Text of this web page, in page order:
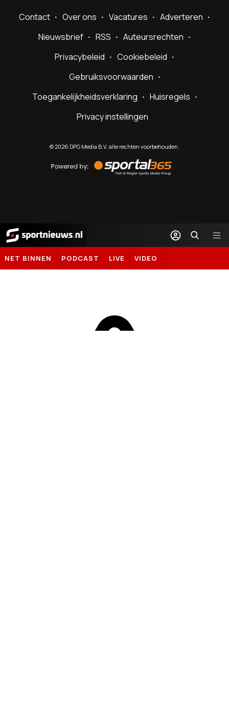
Contact Over ons Vacatures
Adverteren
Nieuwsbrief
RSS
Auteursrechten
Privacybeleid
Cookiebeleid
Gebruiksvoorwaarden
Toegankelijkheidsverklaring
Huisregels
Privacy instellingen
©2026 DPG Media B.V. alle rechten voorbehouden.
by
Sportal365
Sportnieuws.nl
NET BINNEN PODCAST LIVE VIDEO